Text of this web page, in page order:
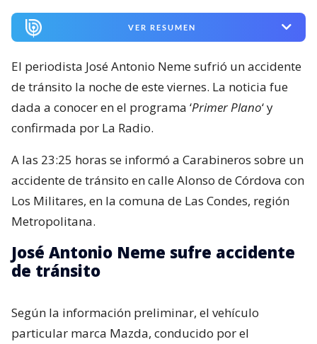
VER RESUMEN
El periodista José Antonio Neme sufrió un accidente
de tránsito la noche de este viernes. La noticia fue
dada a conocer en el programa ‘Primer Plano‘ y
confirmada por La Radio.
A las 23:25 horas se informó a Carabineros sobre un
accidente de tránsito en calle Alonso de Córdova con
Los Militares, en la comuna de Las Condes, región
Metropolitana.
José Antonio Neme sufre accidente
de tránsito
Según la información preliminar, el vehículo
particular marca Mazda, conducido por el